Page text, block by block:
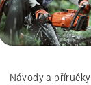
Návody a příručky